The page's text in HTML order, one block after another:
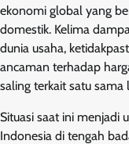
ekonomi global yang
domestik. Kelima
dunia usaha,
ancaman terhadap
saling terkait satu sama
Situasi saat ini menjadi
Indonesia di tengah